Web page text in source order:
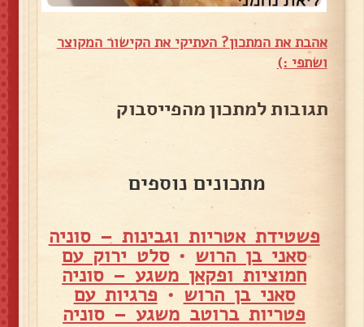
אהבת את המתכון? העתיקי את הקישור המקוצר
ושתפי :)
תגובות למתכון מהפייסבוק
מתכונים נוספים
פשטידת אטריות וגבינות – סוניה
סאני בן הרוש •סלט ירוק עם
חמוציות ופקאן משגע – סוניה
סאני בן הרוש • פרגיות עם
פטריות ברוטב משגע – סוניה